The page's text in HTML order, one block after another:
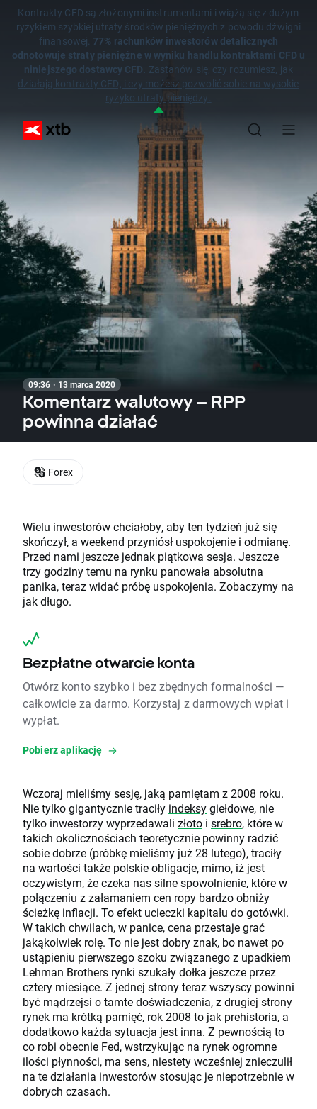
Kontrakty CFD są złożonymi instrumentami i wiążą się z dużym
ryzykiem szybkiej utraty środków pieniężnych z powodu dźwigni
finansowej. 77% rachunków inwestorów detalicznych
odnotowuje straty pieniężne w wyniku handlu kontraktami CFD u
niniejszego dostawcy CFD. Zastanów się, czy rozumiesz, jak
działają kontrakty CFD, i czy możesz pozwolić sobie na wysokie
ryzyko utraty pieniędzy.
09:36 · 13 marca 2020
Komentarz walutowy – RPP
powinna działać
Wielu inwestorów chciałoby, aby ten tydzień już się
skończył, a weekend przyniósł uspokojenie i odmianę.
Przed nami jeszcze jednak piątkowa sesja. Jeszcze
trzy godziny temu na rynku panowała absolutna
panika, teraz widać próbę uspokojenia. Zobaczymy na
jak długo.
Bezpłatne otwarcie konta
Otwórz konto szybko i bez zbędnych formalności —
całkowicie za darmo. Korzystaj z darmowych wpłat i
wypłat.
Pobierz aplikację
Wczoraj mieliśmy sesję, jaką pamiętam z 2008 roku.
Nie tylko gigantycznie traciły indeksygiełdowe, nie
tylko inwestorzy wyprzedawali złoto i srebro, które w
takich okolicznościach teoretycznie powinny radzić
sobie dobrze (próbkę mieliśmy już 28 lutego), traciły
na wartości także polskie obligacje, mimo, iż jest
oczywistym, że czeka nas silne spowolnienie, które w
połączeniu z załamaniem cen ropy bardzo obniży
ścieżkę inflacji. To efekt ucieczki kapitału do gotówki.
W takich chwilach, w panice, cena przestaje grać
jakąkolwiek rolę. To nie jest dobry znak, bo nawet po
ustąpieniu pierwszego szoku związanego z upadkiem
Lehman Brothers rynki szukały dołka jeszcze przez
cztery miesiące. Z jednej strony teraz wszyscy powinni
być mądrzejsi o tamte doświadczenia, z drugiej strony
rynek ma krótką pamięć, rok 2008 to jak prehistoria, a
dodatkowo każda sytuacja jest inna. Z pewnością to
co robi obecnie Fed, wstrzykując na rynek ogromne
ilości płynności, ma sens, niestety wcześniej znieczulił
na te działania inwestorów stosując je niepotrzebnie w
dobrych czasach.
Forex